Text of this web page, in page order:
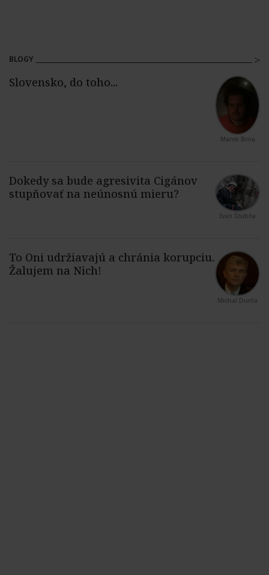
BLOGY
Marek Brna
Ivan Štubňa
Michal Durila